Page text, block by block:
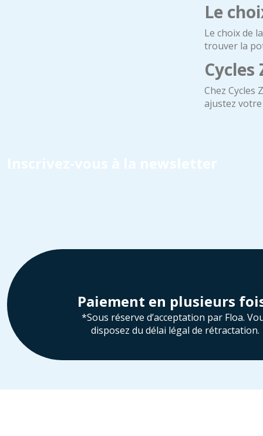
Le
Le choix de
trouver la
Chez Cycles
ajustez
Inscrivez-vous à la newsletter
Paiement en plusieurs
*Sous réserve d’acceptation par Floa.
disposez du délai légal de rétractation.